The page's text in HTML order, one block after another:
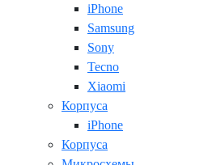
iPhone
Samsung
Sony
Tecno
Xiaomi
Корпуса
iPhone
Корпуса